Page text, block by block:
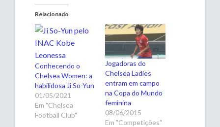
Relacionado
Conhecendo o
Chelsea Women: a
habilidosa Ji So-Yun
01/05/2021
Em "Chelsea
Football Club"
Jogadoras do
Chelsea Ladies
entram em campo
na Copa do Mundo
feminina
08/06/2015
Em "Competições"